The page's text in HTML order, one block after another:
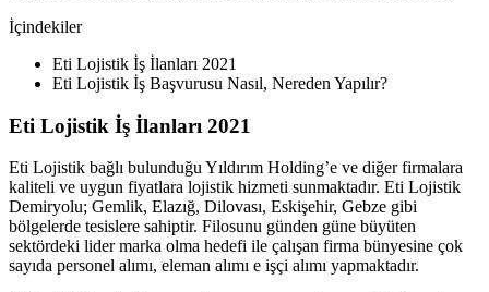
İçindekiler
Eti Lojistik İş İlanları 2021
Eti Lojistik İş Başvurusu Nasıl, Nereden Yapılır?
Eti Lojistik İş İlanları 2021
Eti Lojistik bağlı bulunduğu Yıldırım Holding’e ve diğer firmalara
kaliteli ve uygun fiyatlara lojistik hizmeti sunmaktadır. Eti Lojistik
Demiryolu; Gemlik, Elazığ, Dilovası, Eskişehir, Gebze gibi
bölgelerde tesislere sahiptir. Filosunu günden güne büyüten
sektördeki lider marka olma hedefi ile çalışan firma bünyesine çok
sayıda personel alımı, eleman alımı e işçi alımı yapmaktadır.